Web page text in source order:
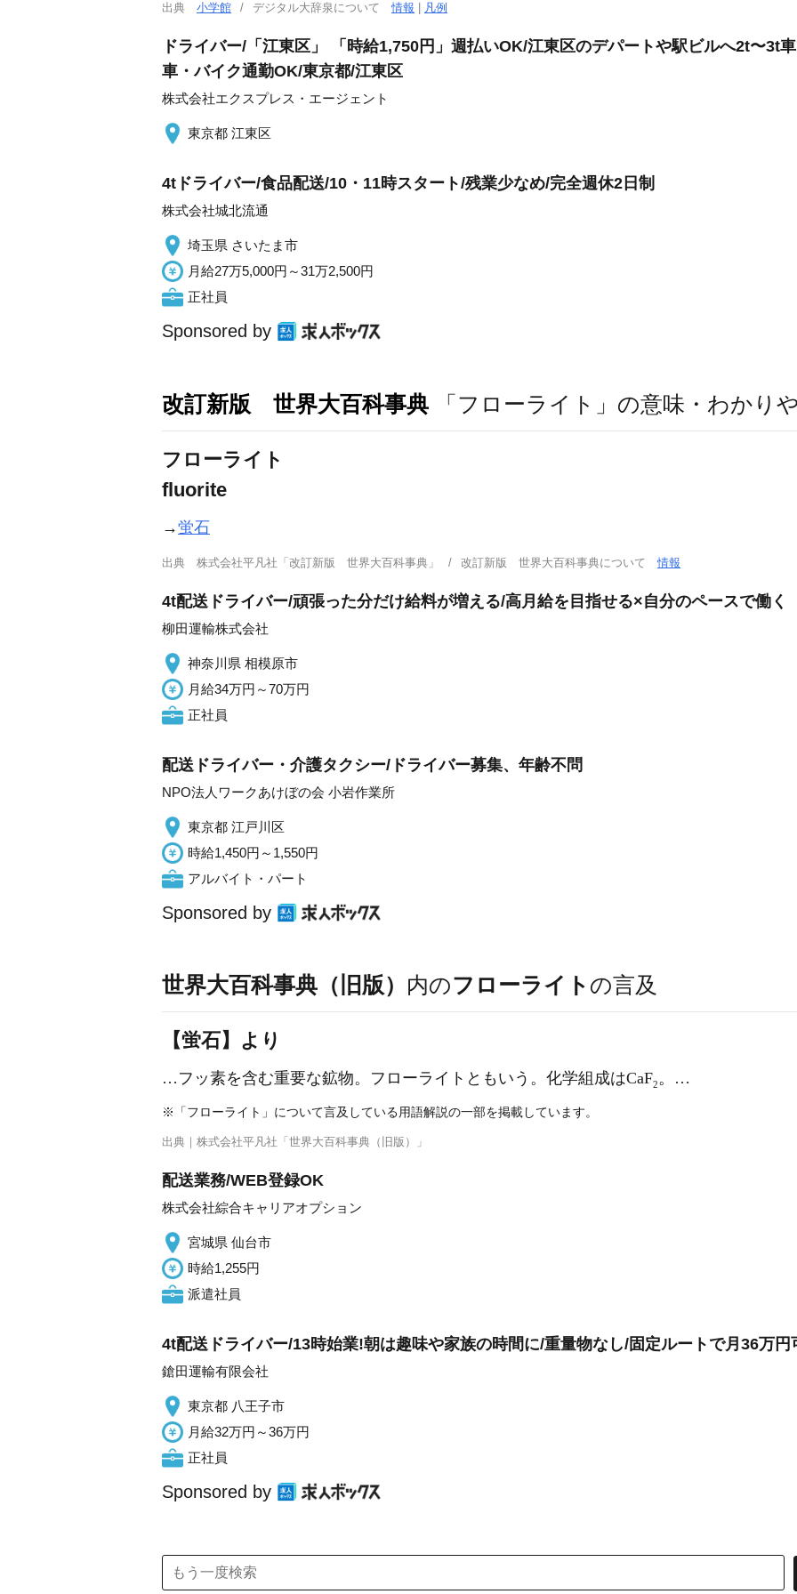
出典 小学館 デジタル大辞泉について情報 凡例
ドライバー/「江東区」 「時給1,750円」週払いOK/江東区のデパートや駅ビルへ2t〜3t
車・バイク通勤OK/東京都/江東区
株式会社エクスプレス・エージェント
東京都 江東区
4tドライバー/食品配送/10・11時スタート/残業少なめ/完全週休2日制
株式会社城北流通
埼玉県 さいたま市
月給27万5,000円～31万2,500円
正社員
Sponsored by
改訂新版 世界大百科事典 「フローライト」の意味・わかり
フローライト
fluorite
→蛍石
出典 株式会社平凡社「改訂新版 世界大百科事典」 改訂新版 世界大百科事典について情報
4t配送ドライバー/頑張った分だけ給料が増える/高月給を目指せる×自分のペースで働く
柳田運輸株式会社
神奈川県 相模原市
月給34万円～70万円
正社員
配送ドライバー・介護タクシー/ドライバー募集、年齢不問
NPO法人ワークあけぼの会 小岩作業所
東京都 江戸川区
時給1,450円～1,550円
アルバイト・パート
Sponsored by
世界大百科事典（旧版） 内のフローライト の言及
【蛍石】より
…フッ素を含む重要な鉱物。フローライトともいう。化学組成はCaF2。…
※「フローライト」について言及している用語解説の一部を掲載しています。
出典｜ 株式会社平凡社「世界大百科事典（旧版）」
配送業務/WEB登録OK
株式会社綜合キャリアオプション
宮城県 仙台市
時給1,255円
派遣社員
4t配送ドライバー/13時始業!朝は趣味や家族の時間に/重量物なし/固定ルートで月36万円
鎗田運輸有限会社
東京都 八王子市
月給32万円～36万円
正社員
Sponsored by